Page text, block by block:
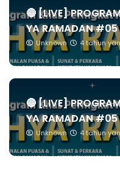
🔴 [LIVE]
YA RAMADAN #05
Unknown 4 tahun
🔴 [LIVE]
YA RAMADAN #05
Unknown 4 tahun